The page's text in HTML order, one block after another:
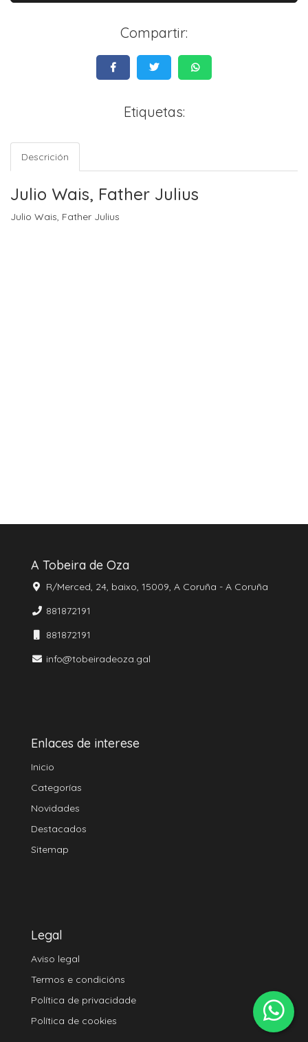
Compartir:
Etiquetas:
Descrición
Julio Wais, Father Julius
Julio Wais, Father Julius
A Tobeira de Oza
R/Merced, 24, baixo, 15009, A Coruña - A Coruña
881872191
881872191
info@tobeiradeoza.gal
Enlaces de interese
Inicio
Categorías
Novidades
Destacados
Sitemap
Legal
Aviso legal
Termos e condicións
Política de privacidade
Política de cookies